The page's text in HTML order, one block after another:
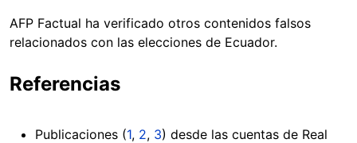
AFP Factual ha verificado otros contenidos falsos
relacionados con las elecciones de Ecuador.
Referencias
Publicaciones (1, 2, 3) desde las cuentas de Real